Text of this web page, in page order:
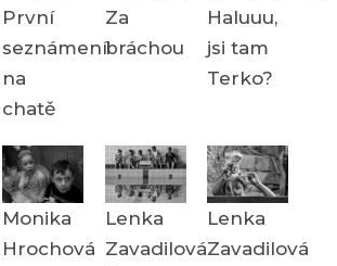
První
seznámení
na
chatě
Za
bráchou
Haluuu,
jsi tam
Terko?
Monika
Hrochová
Lenka
Zavadilová
Lenka
Zavadilová